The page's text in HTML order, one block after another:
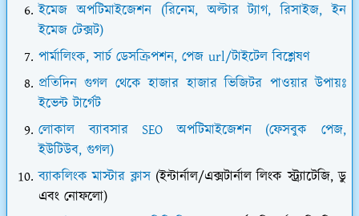
ইমেজ অপটিমাইজেশন (রিনেম, অল্টার ট্যাগ, রিসাইজ, ইন
ইমেজ টেক্সট)
পার্মালিংক, সার্চ ডেসক্রিপশন, পেজ url/টাইটেল বিশ্লেষণ
প্রতিদিন গুগল থেকে হাজার হাজার ভিজিটর পাওয়ার উপায়ঃ
ইভেন্ট টার্গেট
লোকাল ব্যাবসার SEO অপটিমাইজেশন (ফেসবুক পেজ,
ইউটিউব, গুগল)
ব্যাকলিংক মাস্টার ক্লাস(ইন্টার্নাল/এক্সটার্নাল লিংক স্ট্র্যাটেজি, ডু
এবং নোফলো)